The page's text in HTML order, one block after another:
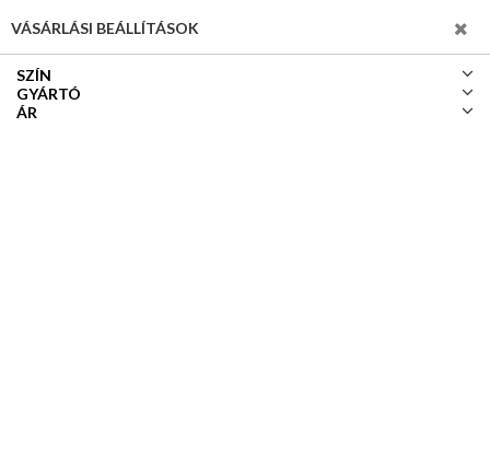
VÁSÁRLÁSI BEÁLLÍTÁSOK
SZÍN
GYÁRTÓ
ÁR